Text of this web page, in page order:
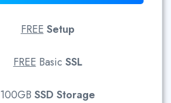
FREE Setup
FREE Basic SSL
100GB SSD Storage